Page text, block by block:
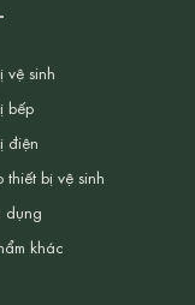
vệ sinh
bếp
điện
thiết bị vệ sinh
dụng
khác